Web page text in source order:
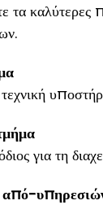
τα καλύτερες
για τη